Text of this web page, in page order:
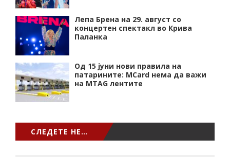
Лепа Брена на 29. август со
концертен спектакл во Крива
Паланка
Од 15 јуни нови правила на
патарините: MCard нема да важи
на MTAG лентите
СЛЕДЕТЕ НЕ…